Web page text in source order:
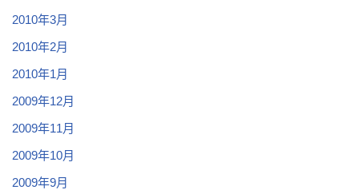
2010年3月
2010年2月
2010年1月
2009年12月
2009年11月
2009年10月
2009年9月